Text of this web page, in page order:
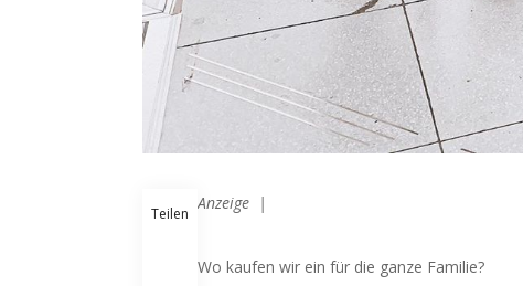
Teilen
Anzeige |
Wo kaufen wir ein für die ganze Familie?